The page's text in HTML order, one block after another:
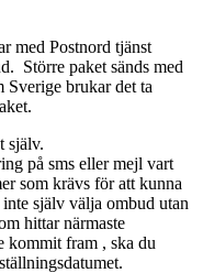
med Postnord tjänst
Större paket sänds med
brukar det ta
själv.
på sms eller mejl vart
som krävs för att kunna
själv välja ombud utan
hittar närmaste
kommit fram , ska du